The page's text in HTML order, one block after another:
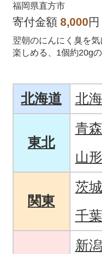
福岡県直方市
寄付金額 8,000円
翌朝のにんにく臭を
楽しめる、1個約20g
北海道 北
東北
青
山
関東
茨
千
新